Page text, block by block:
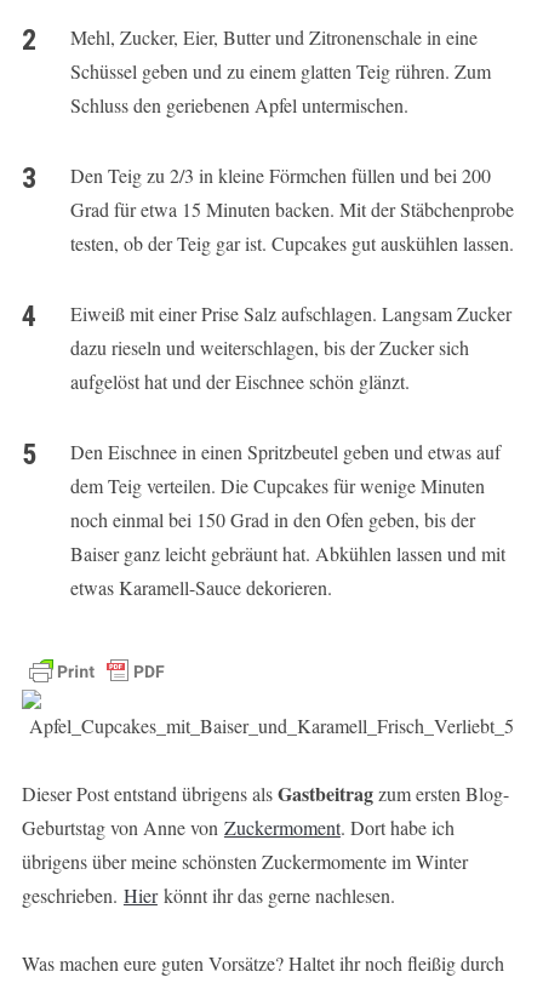
Mehl, Zucker, Eier, Butter und Zitronenschale in eine
Schüssel geben und zu einem glatten Teig rühren. Zum
Schluss den geriebenen Apfel untermischen.
Den Teig zu 2/3 in kleine Förmchen füllen und bei 200
Grad für etwa 15 Minuten backen. Mit der Stäbchenprobe
testen, ob der Teig gar ist. Cupcakes gut auskühlen lassen.
Eiweiß mit einer Prise Salz aufschlagen. Langsam Zucker
dazu rieseln und weiterschlagen, bis der Zucker sich
aufgelöst hat und der Eischnee schön glänzt.
Den Eischnee in einen Spritzbeutel geben und etwas auf
dem Teig verteilen. Die Cupcakes für wenige Minuten
noch einmal bei 150 Grad in den Ofen geben, bis der
Baiser ganz leicht gebräunt hat. Abkühlen lassen und mit
etwas Karamell-Sauce dekorieren.
Dieser Post entstand übrigens alsGastbeitragzum ersten Blog-
Geburtstag von Anne von Zuckermoment. Dort habe ich
übrigens über meine schönsten Zuckermomente im Winter
geschrieben. Hierkönnt ihr das gerne nachlesen.
Was machen eure guten Vorsätze? Haltet ihr noch fleißig durch